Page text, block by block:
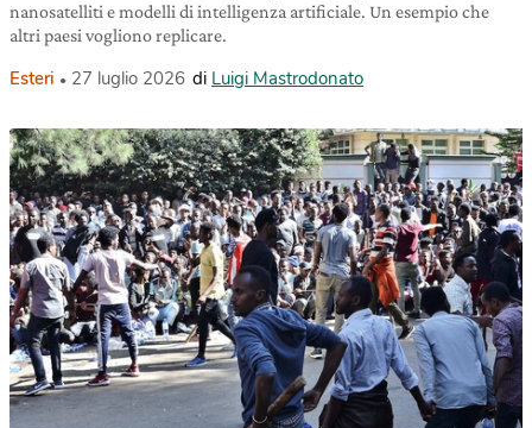
nanosatelliti e modelli di intelligenza artificiale. Un esempio che
altri paesi vogliono replicare.
Esteri 27 luglio 2026 di Luigi Mastrodonato